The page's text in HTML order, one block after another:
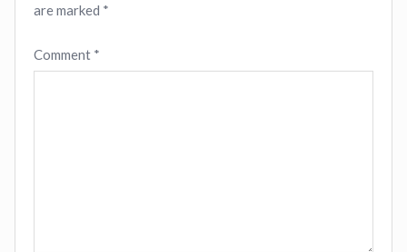
are marked *
Comment *